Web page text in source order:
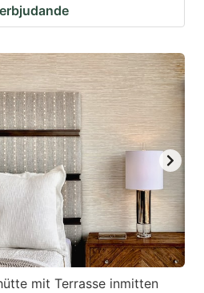
mit Terrasse inmitten